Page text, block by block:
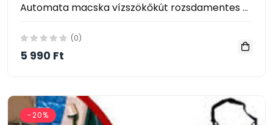
Automata macska vízszökőkút rozsdamentes acél tálkával
(0)
5 990 Ft
-20%